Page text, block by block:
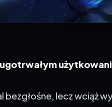
Pro Silent